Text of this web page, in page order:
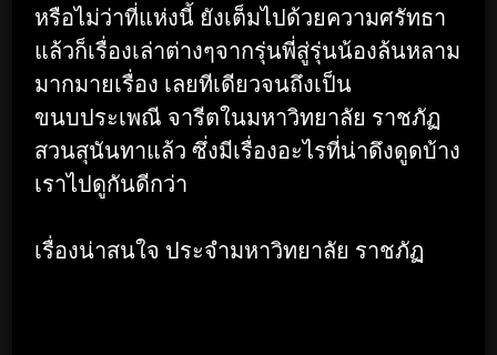
หรือไม่ว่าที่แห่งนี้ ยังเต็มไปด้วยความศรัทธา
แล้วก็เรื่องเล่าต่างๆจากรุ่นพี่สู่รุ่นน้องล้นหลาม
มากมายเรื่อง เลยทีเดียวจนถึงเป็น
ขนบประเพณี จารีตในมหาวิทยาลัย ราชภัฏ
สวนสุนันทาแล้ว ซึ่งมีเรื่องอะไรที่น่าดึงดูดบ้าง
เราไปดูกันดีกว่า
เรื่องน่าสนใจ ประจำมหาวิทยาลัย ราชภัฏ